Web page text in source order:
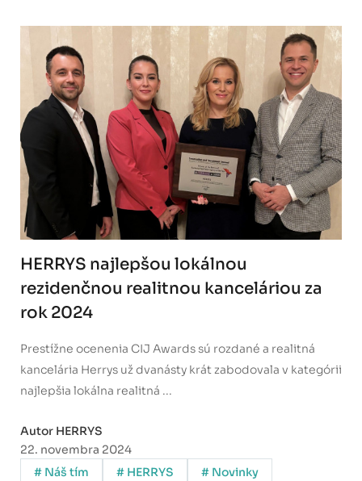
HERRYS najlepšou lokálnou
rezidenčnou realitnou kanceláriou za
rok 2024
Prestížne ocenenia CIJ Awards sú rozdané a realitná
kancelária Herrys už dvanásty krát zabodovala v kategórii
najlepšia lokálna realitná ...
Autor HERRYS
22. novembra 2024
# Náš tím
# HERRYS # Novinky